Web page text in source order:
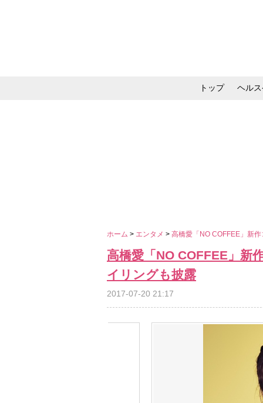
トップ ヘル
ホーム > エンタメ > 高橋愛「NO COFFEE」新
高橋愛「NO COFFEE」
イリングも披露
2017-07-20 21:17